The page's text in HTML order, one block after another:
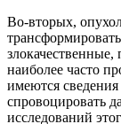
Во-вторых,
наиболее часто
имеются
спровоцировать
исследований